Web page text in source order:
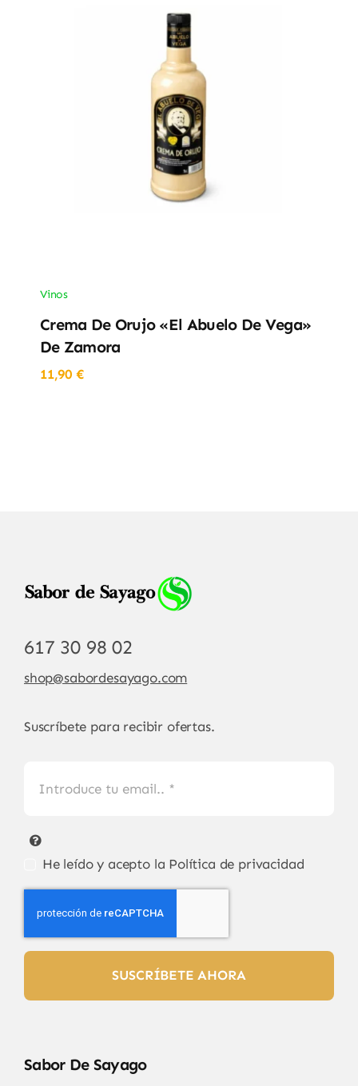
Vinos
Crema De Orujo «El Abuelo De Vega»
De Zamora
11,90 €
617 30 98 02
shop@sabordesayago.com
Suscríbete para recibir ofertas.
He leído y acepto la Política de privacidad
SUSCRÍBETE AHORA
Sabor De Sayago